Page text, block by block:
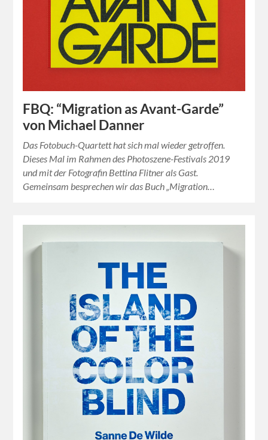
FBQ: “Migration as Avant-Garde”
von Michael Danner
Das Fotobuch-Quartett hat sich mal wieder getroffen.
Dieses Mal im Rahmen des Photoszene-Festivals 2019
und mit der Fotografin Bettina Flitner als Gast.
Gemeinsam besprechen wir das Buch „Migration…